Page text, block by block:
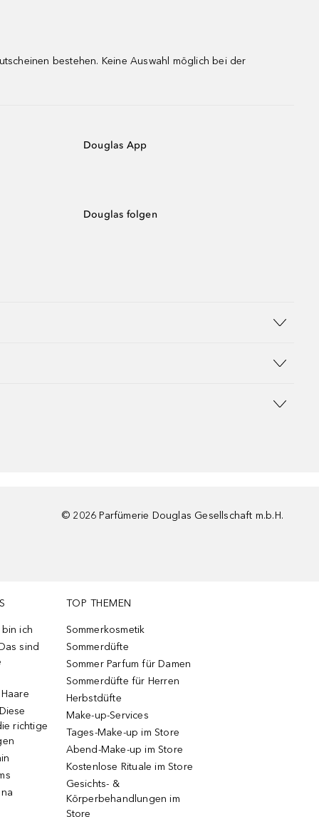
bestehen. Keine Auswahl möglich bei der
Douglas App
Douglas folgen
© 2026 Parfümerie Douglas Gesellschaft m.b.H.
ich
sind
richtige
TOP THEMEN
Sommerkosmetik
Sommerdüfte
Sommer Parfum für Damen
Sommerdüfte für Herren
Herbstdüfte
Make-up-Services
Tages-Make-up im Store
Abend-Make-up im Store
Kostenlose Rituale im Store
Gesichts- &
Körperbehandlungen im
Store